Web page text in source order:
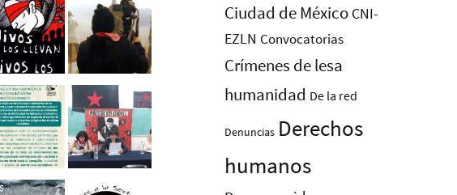
Ciudad de México CNI-
EZLN Convocatorias
Crímenes de lesa
humanidad De la red
Denuncias Derechos
humanos